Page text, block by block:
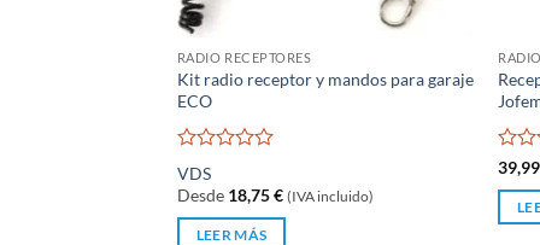
RADIO RECEPTORES
Kit radio receptor y mandos para garaje
ECO
Valorado
con
0
de
VDS
Desde 18,75€ (IVA incluido)
LEER MÁS
de